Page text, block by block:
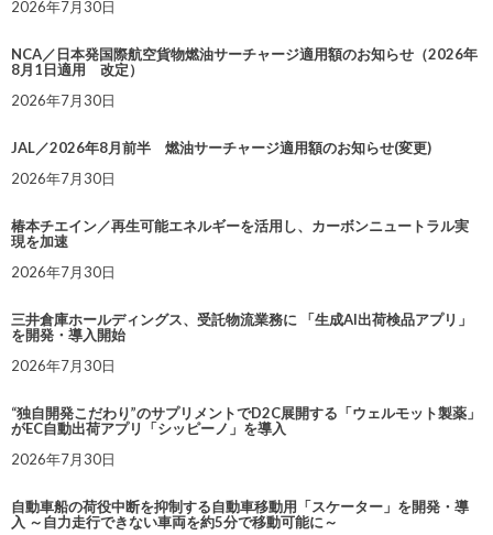
2026年7月30日
NCA／日本発国際航空貨物燃油サーチャージ適用額のお知らせ（2026年
8月1日適用 改定）
2026年7月30日
JAL／2026年8月前半 燃油サーチャージ適用額のお知らせ(変更)
2026年7月30日
椿本チエイン／再生可能エネルギーを活用し、カーボンニュートラル実
現を加速
2026年7月30日
三井倉庫ホールディングス、受託物流業務に 「生成AI出荷検品アプリ」
を開発・導入開始
2026年7月30日
“独自開発こだわり”のサプリメントでD2C展開する「ウェルモット製薬」
がEC自動出荷アプリ「シッピーノ」を導入
2026年7月30日
自動車船の荷役中断を抑制する自動車移動用「スケーター」を開発・導
入 ～自力走行できない車両を約5分で移動可能に～